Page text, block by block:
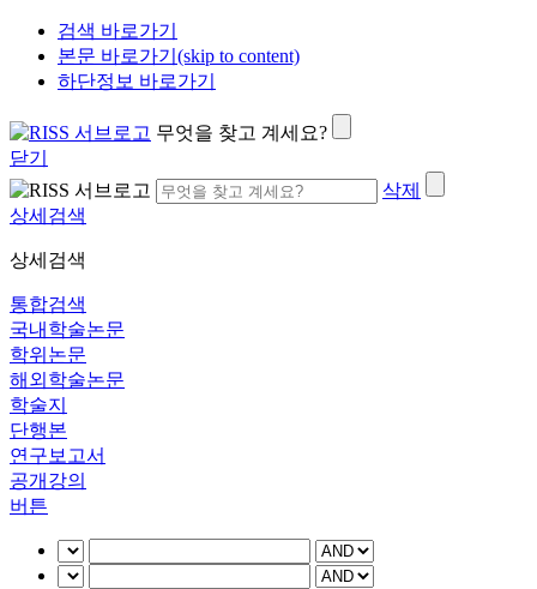
검색 바로가기
본문 바로가기(skip to content)
하단정보 바로가기
무엇을 찾고 계세요?
닫기
삭제
상세검색
상세검색
통합검색
국내학술논문
학위논문
해외학술논문
학술지
단행본
연구보고서
공개강의
버튼